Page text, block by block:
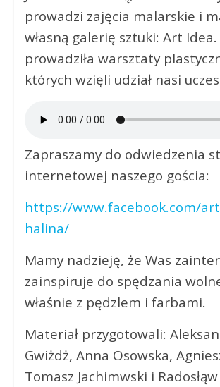
prowadzi zajęcia malarskie i
własną galerię sztuki: Art
prowadziła warsztaty
których wzięli udział nasi
Zapraszamy do odwiedzenia
internetowej naszego gościa:
https://www.facebook.com/
halina/
Mamy nadzieję, że Was
zainspiruje do spędzania
właśnie z pędzlem i farbami.
Materiał przygotowali:
Gwiżdż, Anna Osowska,
Tomasz Jachimwski i